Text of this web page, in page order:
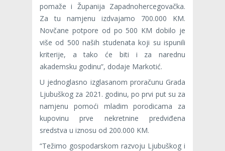
pomaže i Županija Zapadnohercegovačka.
Za tu namjenu izdvajamo 700.000 KM.
Novčane potpore od po 500 KM dobilo je
više od 500 naših studenata koji su ispunili
kriterije, a tako će biti i za narednu
akademsku godinu”, dodaje Markotić.
U jednoglasno izglasanom proračunu Grada
Ljubuškog za 2021. godinu, po prvi put su za
namjenu pomoći mladim porodicama za
kupovinu prve nekretnine predviđena
sredstva u iznosu od 200.000 KM.
“Težimo gospodarskom razvoju Ljubuškog i